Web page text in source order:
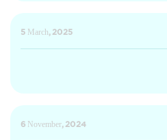
5 March, 2025
6 November, 2024